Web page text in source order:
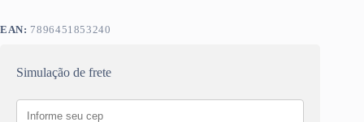
quantidade
EAN: 7896451853240
Simulação de frete